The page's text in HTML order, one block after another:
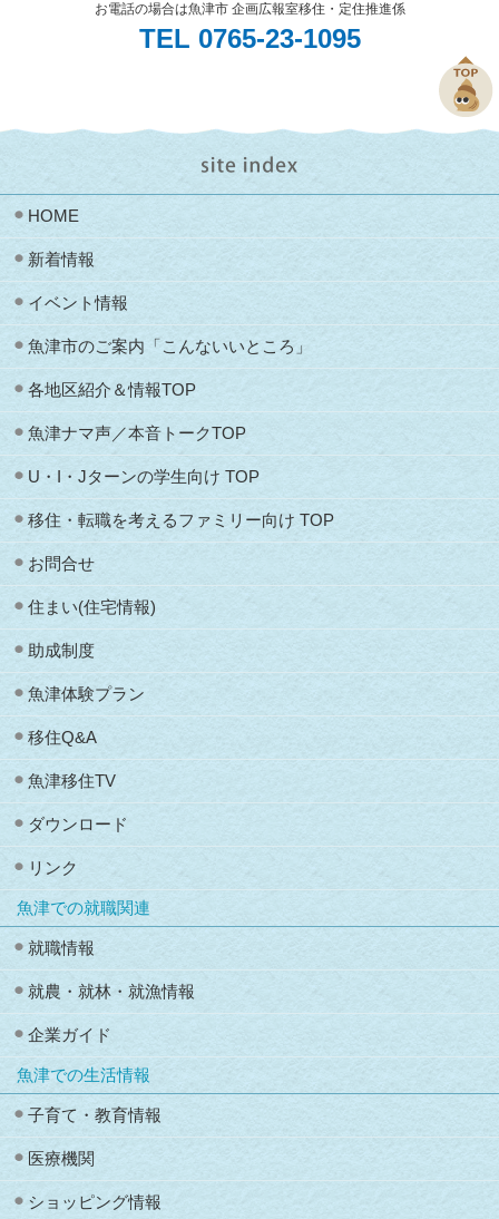
お電話の場合は魚津市 企画広報室移住・定住推進係
TEL 0765-23-1095
HOME
新着情報
イベント情報
魚津市のご案内「こんないいところ」
各地区紹介＆情報TOP
魚津ナマ声／本音トークTOP
U・I・Jターンの学生向け TOP
移住・転職を考えるファミリー向け TOP
お問合せ
住まい(住宅情報)
助成制度
魚津体験プラン
移住Q&A
魚津移住TV
ダウンロード
リンク
魚津での就職関連
就職情報
就農・就林・就漁情報
企業ガイド
魚津での生活情報
子育て・教育情報
医療機関
ショッピング情報